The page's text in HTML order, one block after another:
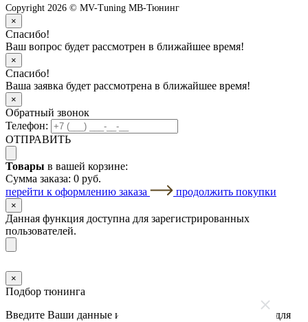
Copyright 2026 © MV-Tuning МВ-Тюнинг
×
Спасибо!
Ваш вопрос будет рассмотрен в ближайшее время!
×
Спасибо!
Ваша заявка будет рассмотрена в ближайшее время!
×
Обратный звонок
Телефон:
ОТПРАВИТЬ
Товары в вашей корзине:
Сумма заказа: 0 руб.
перейти к оформлению заказа
продолжить покупки
×
Данная функция доступна для зарегистрированных
пользователей.
×
Подбор тюнинга
Введите Ваши данные и наш менеджер свяжется с Вами для